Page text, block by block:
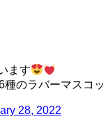
ます
種のラバーマスコ
28, 2022